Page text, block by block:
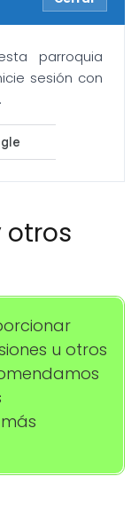
parroquia
sesión con
otros
u otros